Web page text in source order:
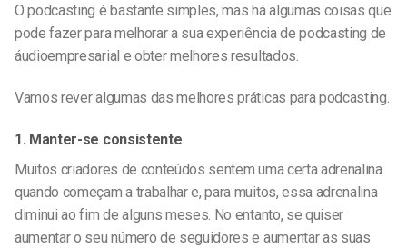
O podcasting é bastante simples, mas há algumas coisas que
pode fazer para melhorar a suaexperiênciade podcasting de
áudioempresarial e obter melhores resultados.
Vamos rever algumas das melhores práticas para podcasting.
1. Manter-se consistente
Muitos criadores de conteúdos sentem uma certa adrenalina
quando começam a trabalhar e, para muitos, essa adrenalina
diminui ao fim de alguns meses. No entanto, se quiser
aumentar o seu número de seguidores e aumentar as suas